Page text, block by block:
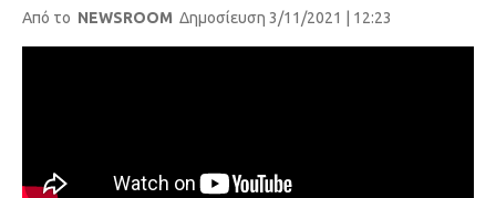
City Guide
Από το NEWSROOM Δημοσίευση 3/11/2021 | 12:23